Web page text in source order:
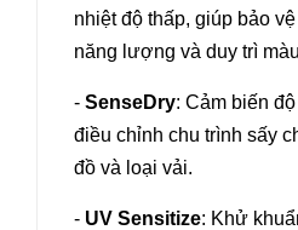
nhiệt độ thấp, giúp bảo
năng lượng và duy trì
- SenseDry: Cảm biến
điều chỉnh chu trình sấy
đồ và loại vải.
- UV Sensitize: Khử